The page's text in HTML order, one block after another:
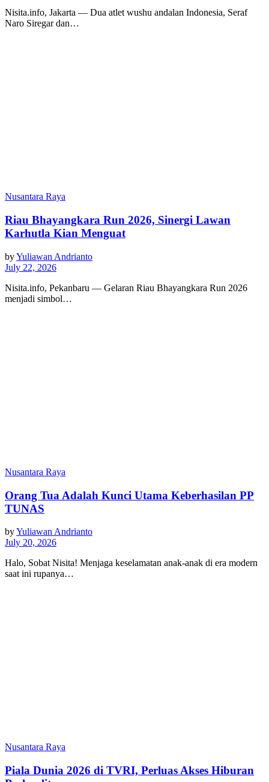
Nisita.info, Jakarta — Dua atlet wushu andalan Indonesia, Seraf
Naro Siregar dan…
Nusantara Raya
Riau Bhayangkara Run 2026, Sinergi Lawan
Karhutla Kian Menguat
byYuliawan Andrianto
July 22, 2026
Nisita.info, Pekanbaru — Gelaran Riau Bhayangkara Run 2026
menjadi simbol…
Nusantara Raya
Orang Tua Adalah Kunci Utama Keberhasilan PP
TUNAS
byYuliawan Andrianto
July 20, 2026
Halo, Sobat Nisita! Menjaga keselamatan anak-anak di era modern
saat ini rupanya…
Nusantara Raya
Piala Dunia 2026 di TVRI, Perluas Akses Hiburan